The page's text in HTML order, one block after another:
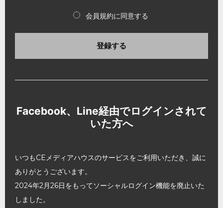
会員規約に同意する
登録する
Facebook、Line経由でログインされて
いた方へ
いつもCEメディアハウスのサービスをご利用いただき、誠に
ありがとうございます。
2024年2月26日をもってソーシャルログイン機能を廃止いた
しました。